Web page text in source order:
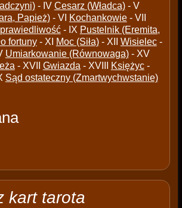
- IV Cesarz (Władca)- V
Papież)- VI Kochankowie- VII
- IX Pustelnik (Eremita,
fortuny- XI Moc (Siła)- XII Wisielec-
Umiarkowanie (Równowaga)- XV
- XVII Gwiazda - XVIII Księżyc-
Sąd ostateczny (Zmartwychwstanie)
kart tarota